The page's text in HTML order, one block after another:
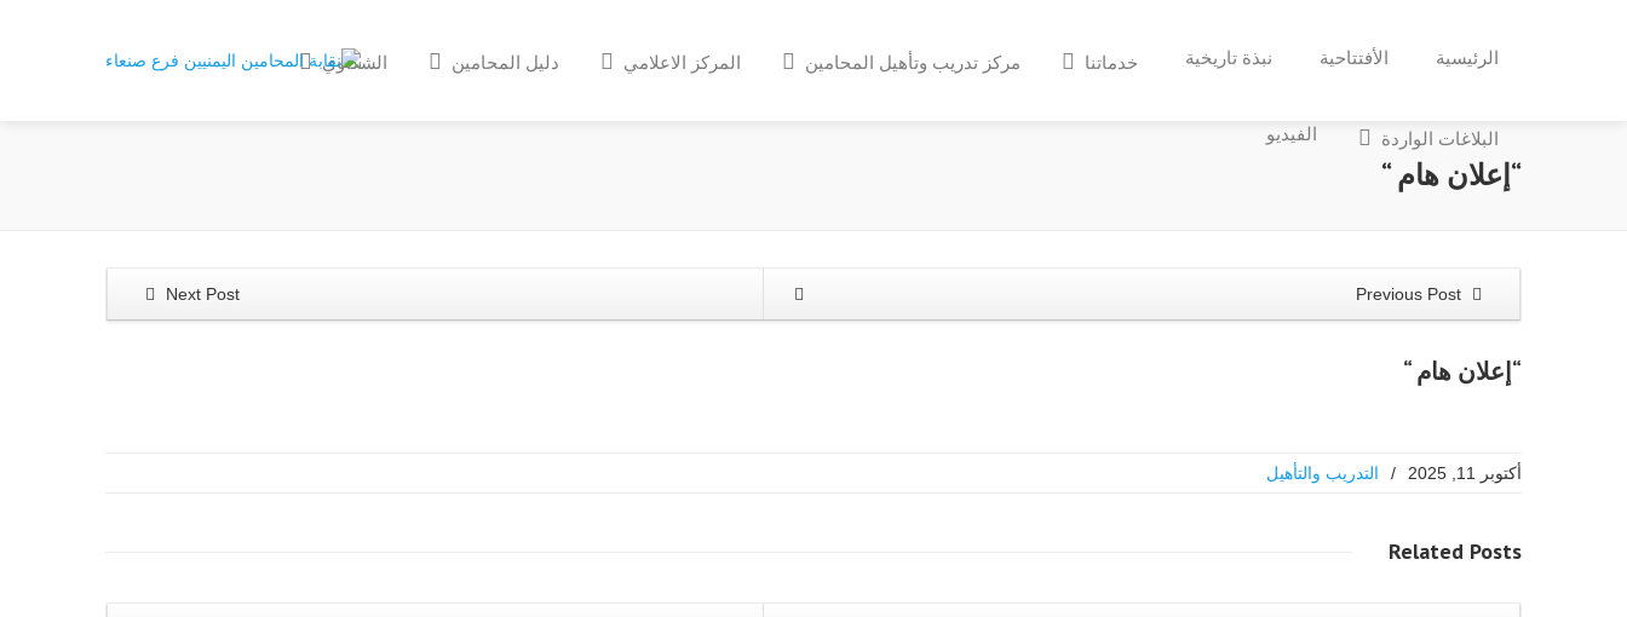
الرئيسية الأفتتاحية نبذة تاريخية خدماتنا مركز تدريب وتأهيل المحامين المركز الاعلامي دليل المحامين الشكاوي
البلاغات الواردة الفيديو
“إعلان هام “
Next Post
“إعلان هام “
أكتوبر 11, 2025 / التدريب والتأهيل
Related Posts